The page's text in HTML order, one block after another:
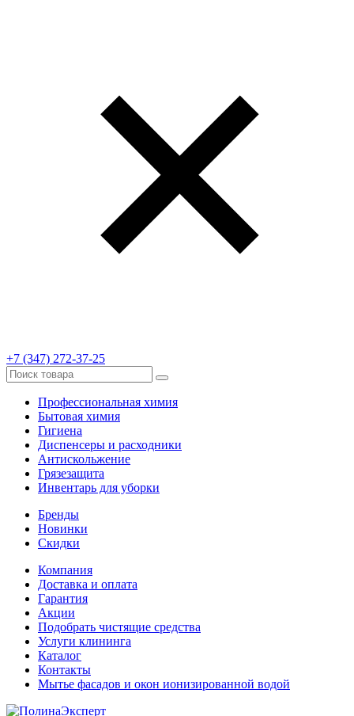
+7 (347) 272-37-25
Профессиональная химия
Бытовая химия
Гигиена
Диспенсеры и расходники
Антискольжение
Грязезащита
Инвентарь для уборки
Бренды
Новинки
Скидки
Компания
Доставка и оплата
Гарантия
Акции
Подобрать чистящие средства
Услуги клининга
Каталог
Контакты
Мытье фасадов и окон ионизированной водой